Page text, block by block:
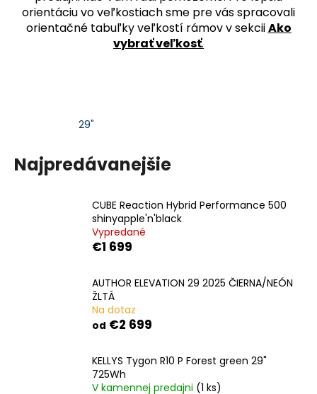
orientáciu vo veľkostiach sme pre vás spracovali
orientačné tabuľky veľkostí rámov v sekciiAko
vybrať veľkosť.
29"
Najpredávanejšie
CUBE Reaction Hybrid Performance 500
shinyapple'n'black
Vypredané
€1 699
AUTHOR ELEVATION 29 2025 ČIERNA/NEÓN
ŽLTÁ
Na dotaz
od €2 699
KELLYS Tygon R10 P Forest green 29"
725Wh
V kamennej predajni (1 ks)
e
?
HĽADAŤ